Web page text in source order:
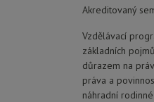
Akreditovaný
Vzdělávací
základních
důrazem na
práva a
náhradní